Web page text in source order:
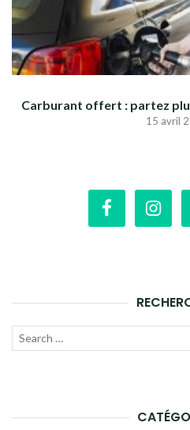
Carburant offert : partez
15 avril
Recherche